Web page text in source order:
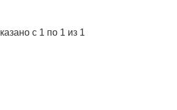
с 1 по 1 из 1